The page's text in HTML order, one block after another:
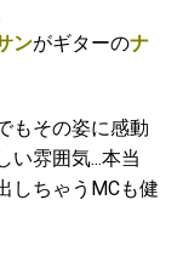
ンがギターのナ
もその姿に感動
い雰囲気...本当
しちゃうMCも健